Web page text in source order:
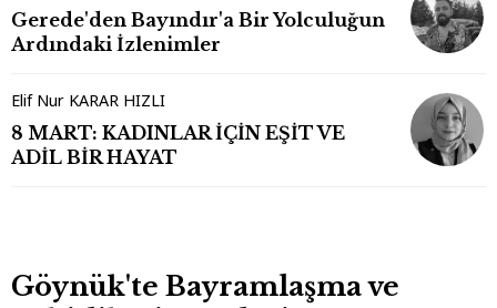
Gerede'den Bayındır'a Bir Yolculuğun
Ardındaki İzlenimler
Elif Nur KARAR HIZLI
8 MART: KADINLAR İÇİN EŞİT VE
ADİL BİR HAYAT
Göynük'te Bayramlaşma ve